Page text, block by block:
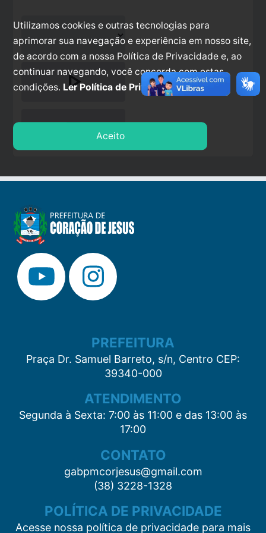
play_arrow
stop
PREFEITURA
Praça Dr. Samuel Barreto, s/n, Centro CEP:
39340-000
ATENDIMENTO
Segunda à Sexta: 7:00 às 11:00 e das 13:00 às
17:00
CONTATO
gabpmcorjesus@gmail.com
(38) 3228-1328
POLÍTICA DE PRIVACIDADE
Acesse nossa política de privacidade para mais
Utilizamos cookies e outras tecnologias para
aprimorar sua navegação e experiência em nosso site,
de acordo com a nossa Política de Privacidade e, ao
continuar navegando, você concorda com estas
condições. Ler Política de Privacidade.
Aceito